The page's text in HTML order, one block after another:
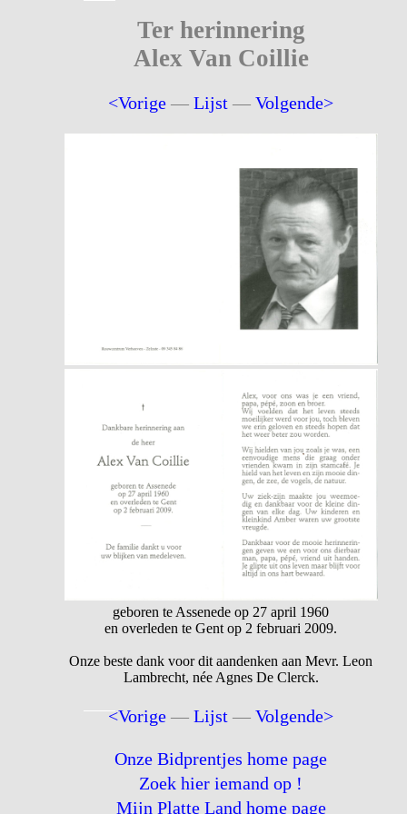
Ter herinnering
Alex Van Coillie
<Vorige —Lijst —Volgende>
geboren te Assenede op 27 april 1960
en overleden te Gent op 2 februari 2009.
Onze beste dank voor dit aandenken aan Mevr. Leon
Lambrecht, née Agnes De Clerck.
<Vorige —Lijst —Volgende>
Onze Bidprentjes home page
Zoek hier iemand op !
Mijn Platte Land home page